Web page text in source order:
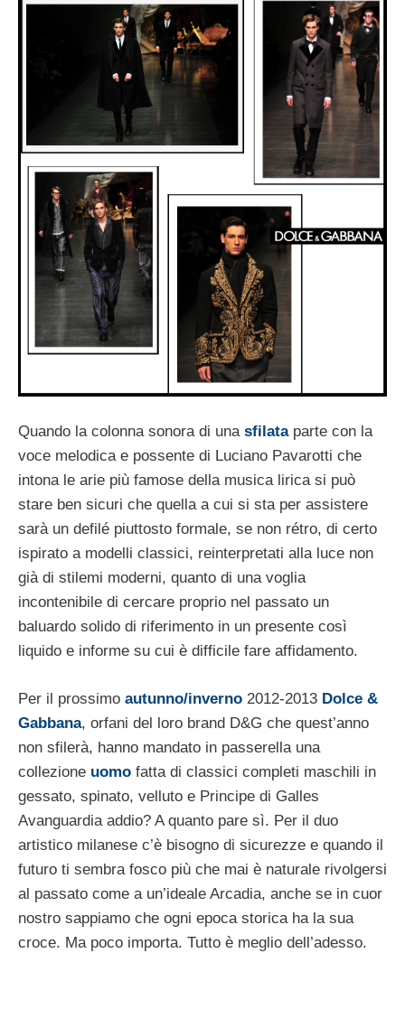
Quando la colonna sonora di una sfilataparte con la
voce melodica e possente di Luciano Pavarotti che
intona le arie più famose della musica lirica si può
stare ben sicuri che quella a cui si sta per assistere
sarà un defilé piuttosto formale, se non rétro, di certo
ispirato a modelli classici, reinterpretati alla luce non
già di stilemi moderni, quanto di una voglia
incontenibile di cercare proprio nel passato un
baluardo solido di riferimento in un presente così
liquido e informe su cui è difficile fare affidamento.
Per il prossimo autunno/inverno 2012-2013 Dolce &
Gabbana, orfani del loro brand D&G che quest’anno
non sfilerà, hanno mandato in passerella una
collezione uomo fatta di classici completi maschili in
gessato, spinato, velluto e Principe di Galles
Avanguardia addio? A quanto pare sì. Per il duo
artistico milanese c’è bisogno di sicurezze e quando il
futuro ti sembra fosco più che mai è naturale rivolgersi
al passato come a un’ideale Arcadia, anche se in cuor
nostro sappiamo che ogni epoca storica ha la sua
croce. Ma poco importa. Tutto è meglio dell’adesso.